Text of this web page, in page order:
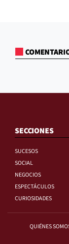
SECCIONES
SUCESOS
SOCIAL
NEGOCIOS
ESPECTÁCULOS
CURIOSIDADES
QUIÉNES